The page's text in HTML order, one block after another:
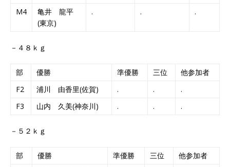
M4
亀井 龍平
(東京)
. . .
－４８ｋｇ
部 優勝 準優勝 三位
他参加者
F2
浦川 由香里(佐賀) . .
.
F3
山内 久美(神奈川) . . .
－５２ｋｇ
部 優勝 準優勝 三位
他参加者